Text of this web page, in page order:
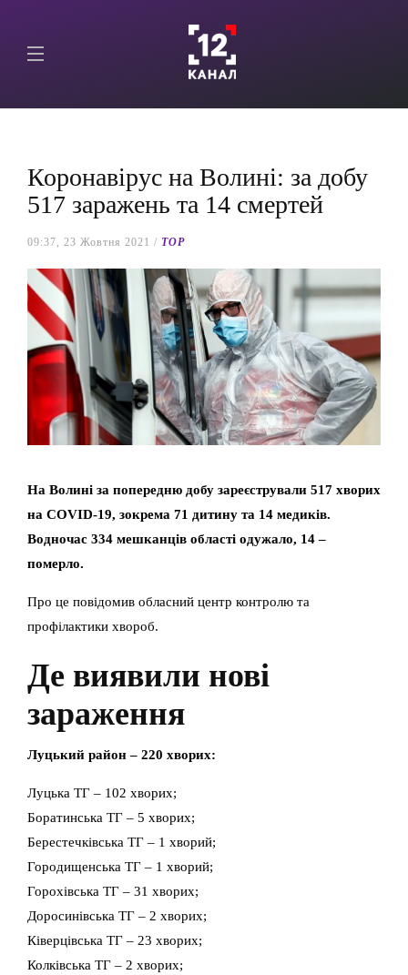
Коронавірус на Волині: за добу
517 заражень та 14 смертей
09:37, 23 Жовтня 2021 / TOP
На Волині за попередню добу зареєстрували 517 хворих
на COVID-19, зокрема 71 дитину та 14 медиків.
Водночас 334 мешканців області одужало, 14 –
померло.
Про це повідомив обласний центр контролю та
профілактики хвороб.
Де виявили нові
зараження
Луцький район – 220 хворих:
Луцька ТГ – 102 хворих;
Боратинська ТГ – 5 хворих;
Берестечківська ТГ – 1 хворий;
Городищенська ТГ – 1 хворий;
Горохівська ТГ – 31 хворих;
Доросинівська ТГ – 2 хворих;
Ківерцівська ТГ – 23 хворих;
Колківська ТГ – 2 хворих;